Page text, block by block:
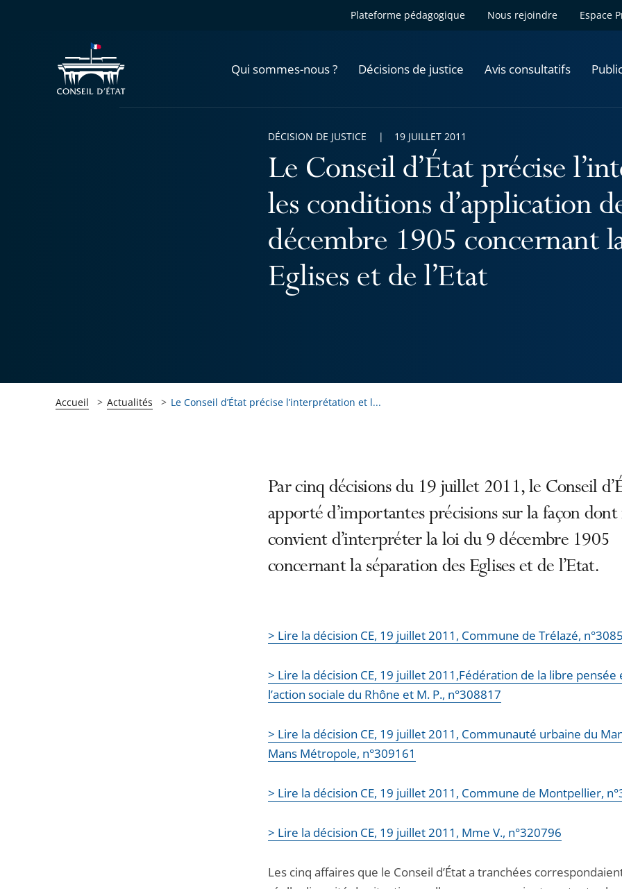
Plateforme pédagogique Nous rejoindre Espace
Qui sommes-nous ? Décisions de justice Avis consultatifs
Le Conseil d’État précise
les conditions d’application
décembre 1905 concernant
Eglises et de l’Etat
DÉCISION DE JUSTICE 19 JUILLET 2011
Accueil Actualités Le Conseil d’État précise l’interprétation et l...
Par cinq décisions du 19 juillet 2011, le Conseil
apporté d’importantes précisions sur la façon
convient d’interpréter la loi du 9 décembre 1905
concernant la séparation des Eglises et de l’Etat.
> Lire la décision CE, 19 juillet 2011, Commune de Trélazé,
> Lire la décision CE, 19 juillet 2011,Fédération de la libre pensée
l’action sociale du Rhône et M. P., n°308817
> Lire la décision CE, 19 juillet 2011, Communauté urbaine du
Mans Métropole, n°309161
> Lire la décision CE, 19 juillet 2011, Commune de Montpellier,
> Lire la décision CE, 19 juillet 2011, Mme V., n°320796
Les cinq affaires que le Conseil d’État a tranchées